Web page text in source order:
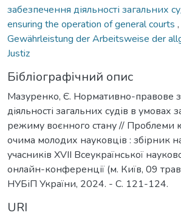
забезпечення діяльності загальних
ensuring the operation of general courts ,
Gewährleistung der Arbeitsweise der
Justiz
Бібліографічний опис
Мазуренко, Є. Нормативно-правове
діяльності загальних судів в умовах
режиму воєнного стану // Проблеми
очима молодих науковців : збірник
учасників ХVІI Всеукраїнської
онлайн-конференції (м. Київ, 09
НУБіП України, 2024. - С. 121-124.
URI